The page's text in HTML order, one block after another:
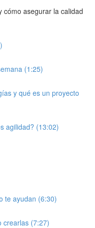
cómo asegurar la calidad
(1:25)
y qué es un proyecto
agilidad? (13:02)
te ayudan (6:30)
crearlas (7:27)